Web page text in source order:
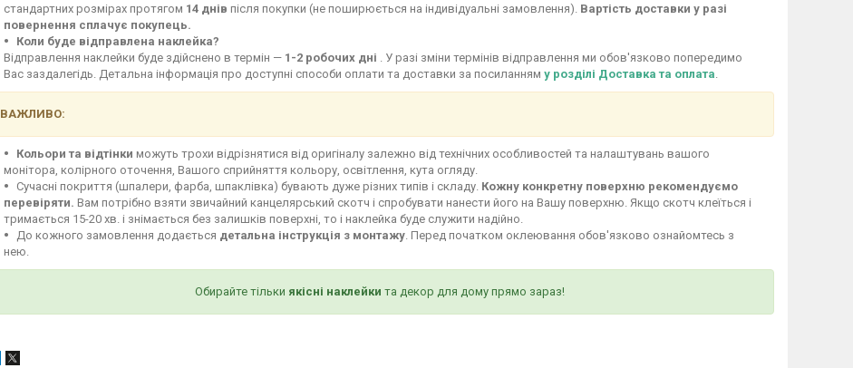
стандартних розмірах протягом 14 днів після покупки (не поширюється на індивідуальні замовлення). Вартість доставки у разі
повернення сплачує покупець.
Коли буде відправлена наклейка?
Відправлення наклейки буде здійснено в термін — 1-2 робочих дні . У разі зміни термінів відправлення ми обов'язково попередимо
Вас заздалегідь. Детальна інформація про доступні способи оплати та доставки за посиланням у розділі Доставка та оплата
ВАЖЛИВО:
Кольори та відтінки можуть трохи відрізнятися від оригіналу залежно від технічних особливостей та налаштувань вашого
монітора, колірного оточення, Вашого сприйняття кольору, освітлення, кута огляду.
Сучасні покриття (шпалери, фарба, шпаклівка) бувають дуже різних типів і складу. Кожну конкретну поверхню рекомендуємо
перевіряти. Вам потрібно взяти звичайний канцелярський скотч і спробувати нанести його на Вашу поверхню. Якщо скотч клеїться і
тримається 15-20 хв. і знімається без залишків поверхні, то і наклейка буде служити надійно.
До кожного замовлення додається детальна інструкція з монтажу . Перед початком оклеювання обов'язково ознайомтесь з
нею.
Обирайте тільки якісні наклейки та декор для дому прямо зараз!